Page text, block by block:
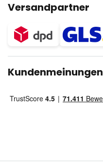
Versandpartner
Kundenmeinungen